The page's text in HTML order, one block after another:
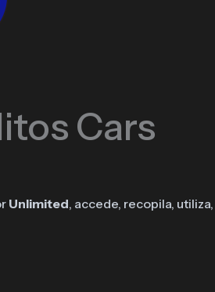
Cars
Unlimited, accede, recopila,